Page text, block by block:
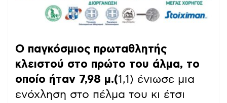
Ο παγκόσμιος πρωταθλητής
κλειστού στο πρώτο του άλμα, το
οποίο ήταν 7,98 μ.(1,1) ένιωσε μια
ενόχληση στο πέλμα του κι έτσι